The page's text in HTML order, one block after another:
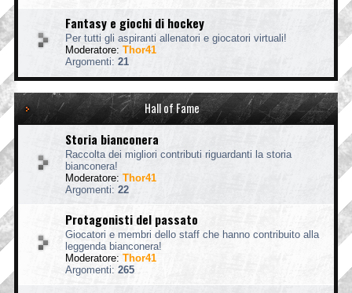
Fantasy e giochi di hockey
Per tutti gli aspiranti allenatori e giocatori virtuali!
Moderatore: Thor41
Argomenti: 21
Hall of Fame
Storia bianconera
Raccolta dei migliori contributi riguardanti la storia
bianconera!
Moderatore: Thor41
Argomenti: 22
Protagonisti del passato
Giocatori e membri dello staff che hanno contribuito alla
leggenda bianconera!
Moderatore: Thor41
Argomenti: 265